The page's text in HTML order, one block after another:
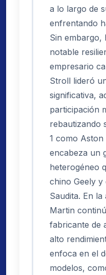
a lo largo de
enfrentando
Sin embargo,
notable
empresario
Stroll lideró
significativa,
participación
rebautizando
1 como
encabeza un
heterogéneo
chino Geely y
Saudita. En
Martin
fabricante de
alto
enfoca en el
modelos,